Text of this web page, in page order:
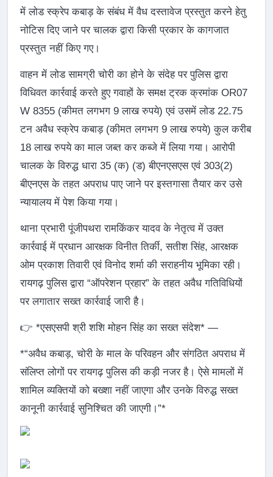
में लोड स्क्रेप कबाड़ के संबंध में वैध दस्तावेज प्रस्तुत करने हेतु
नोटिस दिए जाने पर चालक द्वारा किसी प्रकार के कागजात
प्रस्तुत नहीं किए गए।
वाहन में लोड सामग्री चोरी का होने के संदेह पर पुलिस द्वारा
विधिवत कार्रवाई करते हुए गवाहों के समक्ष ट्रक क्रमांक OR07
W 8355 (कीमत लगभग 9 लाख रुपये) एवं उसमें लोड 22.75
टन अवैध स्क्रेप कबाड़ (कीमत लगभग 9 लाख रुपये) कुल करीब
18 लाख रुपये का माल जब्त कर कब्जे में लिया गया। आरोपी
चालक के विरुद्ध धारा 35 (क) (ड) बीएनएसएस एवं 303(2)
बीएनएस के तहत अपराध पाए जाने पर इस्तगासा तैयार कर उसे
न्यायालय में पेश किया गया।
थाना प्रभारी पूंजीपथरा रामकिंकर यादव के नेतृत्व में उक्त
कार्रवाई में प्रधान आरक्षक विनीत तिर्की, सतीश सिंह, आरक्षक
ओम प्रकाश तिवारी एवं विनोद शर्मा की सराहनीय भूमिका रही।
रायगढ़ पुलिस द्वारा “ऑपरेशन प्रहार” के तहत अवैध गतिविधियों
पर लगातार सख्त कार्रवाई जारी है।
👉 *एसएसपी श्री शशि मोहन सिंह का सख्त संदेश* —
*“अवैध कबाड़, चोरी के माल के परिवहन और संगठित अपराध में
संलिप्त लोगों पर रायगढ़ पुलिस की कड़ी नजर है। ऐसे मामलों में
शामिल व्यक्तियों को बख्शा नहीं जाएगा और उनके विरुद्ध सख्त
कानूनी कार्रवाई सुनिश्चित की जाएगी।”*